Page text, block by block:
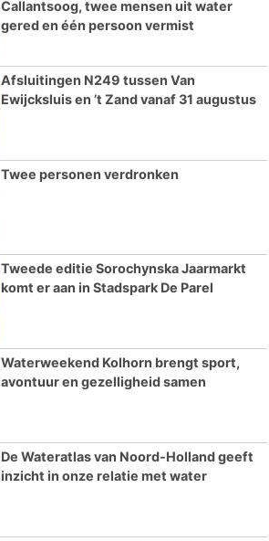
Callantsoog, twee mensen uit water
gered en één persoon vermist
Afsluitingen N249 tussen Van
Ewijcksluis en ’t Zand vanaf 31 augustus
Twee personen verdronken
Tweede editie Sorochynska Jaarmarkt
komt er aan in Stadspark De Parel
Waterweekend Kolhorn brengt sport,
avontuur en gezelligheid samen
De Wateratlas van Noord-Holland geeft
inzicht in onze relatie met water